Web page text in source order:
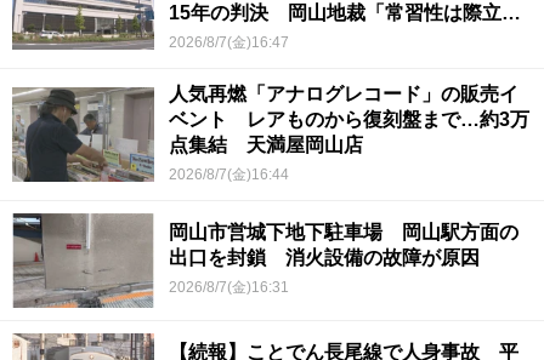
15年の判決 岡山地裁「常習性は際立っ
ていて被害結果も非常に重い」
2026/8/7(金)16:47
人気再燃「アナログレコード」の販売イ
ベント レアものから復刻盤まで…約3万
点集結 天満屋岡山店
2026/8/7(金)16:44
岡山市営城下地下駐車場 岡山駅方面の
出口を封鎖 消火設備の故障が原因
2026/8/7(金)16:31
【続報】ことでん長尾線で人身事故 平